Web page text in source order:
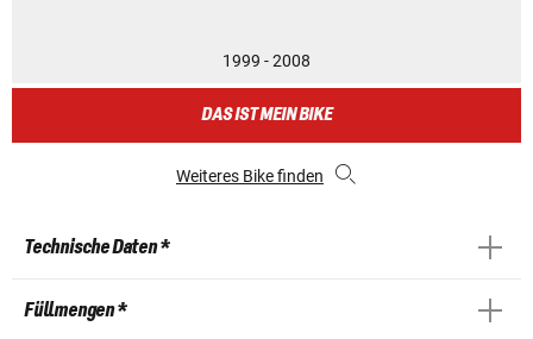
1999 - 2008
DAS IST MEIN BIKE
Weiteres Bike finden
Technische Daten *
Füllmengen *